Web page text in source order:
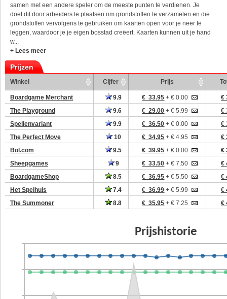
samen met een andere speler om de meeste punten te verdienen. Je
doet dit door arbeiders te plaatsen om grondstoffen te verzamelen en die
grondstoffen vervolgens te gebruiken om kaarten open voor je neer te
leggen, waardoor je je eigen bosstad creëert. Kaarten kunnen uit je hand
w...
+ Lees meer
Prijzen
Winkel Cijfer Prijs
Boardgame Merchant 9.9 € 33.95 + € 0.00
€
The Playground
9.6 € 29.00 + € 5.99
€
Spellenvariant
9.9 € 36.50 + € 0.00
€
The Perfect Move
10 € 34.95 + € 4.95
€
Bol.com
9.5 € 39.95 + € 0.00
€
Sheepgames
9 € 33.50 + € 7.50
€
BoardgameShop
8.5 € 36.95 + € 5.50
€
Het Spelhuis
7.4 € 36.99 + € 5.99
€
The Summoner
8.8 € 35.95 + € 7.25 €